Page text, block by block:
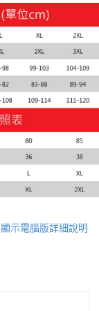
顯示電腦版詳細說明